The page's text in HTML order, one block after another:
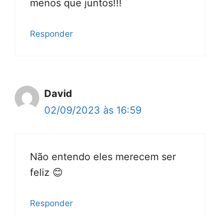
menos que juntos!!!
Responder
David
02/09/2023 às 16:59
Não entendo eles merecem ser
feliz 😊
Responder